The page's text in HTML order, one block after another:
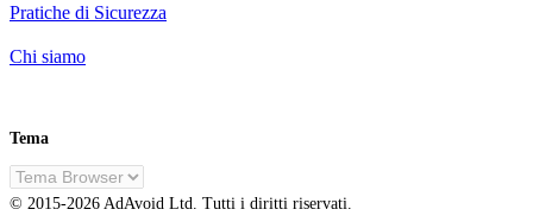
Pratiche di Sicurezza
Chi siamo
Tema
© 2015-2026 AdAvoid Ltd. Tutti i diritti riservati.